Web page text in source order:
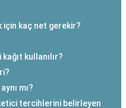
için kaç net gerekir?
kullanılır?
mı?
tercihlerini belirleyen